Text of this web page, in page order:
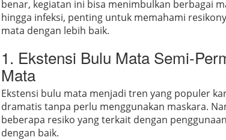
i
c
u
a
a
l
a
benar, kegiatan ini bisa menimbulkan berbagai
hingga infeksi, penting untuk memahami
mata dengan lebih baik.
1. Ekstensi Bulu Mata Semi-
Mata
Ekstensi bulu mata menjadi tren yang populer
dramatis tanpa perlu menggunakan maskara.
beberapa resiko yang terkait dengan
dengan baik.